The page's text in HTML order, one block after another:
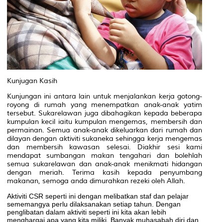
Kunjugan Kasih
Kunjungan ini antara lain untuk menjalankan kerja gotong-
royong di rumah yang menempatkan anak-anak yatim
tersebut. Sukarelawan juga dibahagikan kepada beberapa
kumpulan kecil iaitu kumpulan mengemas, membersih dan
permainan. Semua anak-anak dikeluarkan dari rumah dan
dilayan dengan aktiviti sukaneka sehingga kerja mengemas
dan membersih kawasan selesai. Diakhir sesi kami
mendapat sumbangan makan tengahari dan bolehlah
semua sukarelawan dan anak-anak menikmati hidangan
dengan meriah. Terima kasih kepada penyumbang
makanan, semoga anda dimurahkan rezeki oleh Allah.
Aktiviti CSR seperti ini dengan melibatkan staf dan pelajar
sememangya perlu dilaksanakan setiap tahun. Dengan
penglibatan dalam aktiviti seperti ini kita akan lebih
menghargai apa yang kita miliki. Banyak muhasabah diri dan